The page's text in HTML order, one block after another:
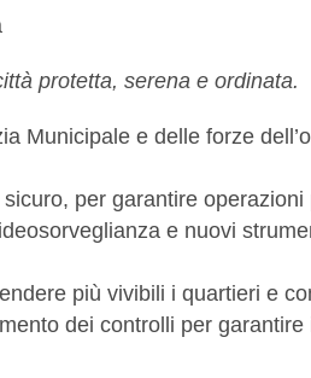
protetta, serena e ordinata.
Municipale e delle forze
per garantire
e nuovi
più vivibili i quartieri e
dei controlli per